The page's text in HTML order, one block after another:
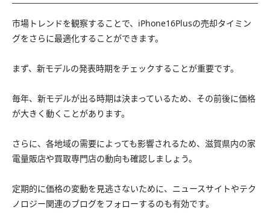
市場トレンドを観察することで、iPhone16Plusの売却タイミン
グをさらに最適化することができます。
まず、新モデルの発表時期をチェックすることが重要です。
毎年、新モデルが出る時期は決まっているため、その前後に価格
が大きく動くことがあります。
さらに、各地域の需要によっても影響されるため、滋賀県内の家
電量販店や買取専門店の動向も確認しましょう。
定期的に価格の変動を見逃さないために、ニュースサイトやテク
ノロジー関連のブログをフォローするのも有効です。